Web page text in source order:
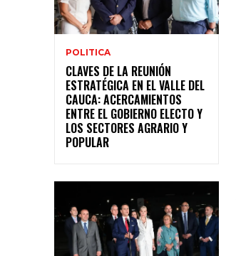
POLITICA
CLAVES DE LA REUNIÓN
ESTRATÉGICA EN EL VALLE DEL
CAUCA: ACERCAMIENTOS
ENTRE EL GOBIERNO ELECTO Y
LOS SECTORES AGRARIO Y
POPULAR